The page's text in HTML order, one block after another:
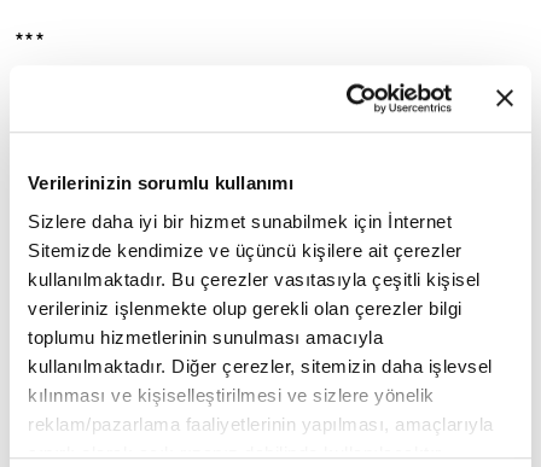
Verilerinizin sorumlu kullanımı
Sizlere daha iyi bir hizmet sunabilmek için İnternet
Sitemizde kendimize ve üçüncü kişilere ait çerezler
kullanılmaktadır. Bu çerezler vasıtasıyla çeşitli kişisel
verileriniz işlenmekte olup gerekli olan çerezler bilgi
toplumu hizmetlerinin sunulması amacıyla
kullanılmaktadır. Diğer çerezler, sitemizin daha işlevsel
kılınması ve kişiselleştirilmesi ve sizlere yönelik
reklam/pazarlama faaliyetlerinin yapılması, amaçlarıyla
sınırlı olarak açık rızanız dahilinde kullanılacaktır.
***
Ey kudreti olduğu halde, hikmeti ile kulunu
cezalandırmada acele etmeyen Allah'ım!
Rahmet kapılarını sonuna kadar aç ve hesap
gününde bize hilminle muamele eyle.
Âmin
Kurgu: Aladdin Hamzeh
Editör: Özge Özkul
İLGİNİZİ ÇEKEBİLECEK DİĞER PROGRAMLAR